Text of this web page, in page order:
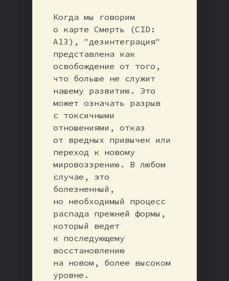
Когда мы говорим
о карте Смерть (CID:
A13), "дезинтеграция"
представлена как
освобождение от того,
что больше не служит
нашему развитию. Это
может означать разрыв
с токсичными
отношениями, отказ
от вредных привычек или
переход к новому
мировоззрению. В любом
случае, это
болезненный,
но необходимый процесс
распада прежней формы,
который ведет
к последующему
восстановлению
на новом, более высоком
уровне.